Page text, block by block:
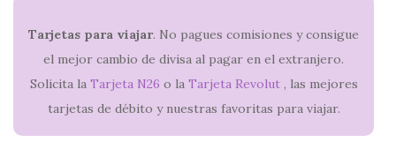
Tarjetas para viajar. No pagues comisiones y consigue
el mejor cambio de divisa al pagar en el extranjero.
Solicita la Tarjeta N26 o la Tarjeta Revolut, las mejores
tarjetas de débito y nuestras favoritas para viajar.